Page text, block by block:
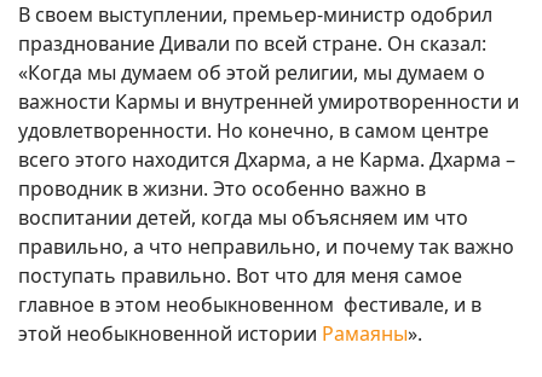
В своем выступлении, премьер-министр одобрил
празднование Дивали по всей стране. Он сказал:
«Когда мы думаем об этой религии, мы думаем о
важности Кармы и внутренней умиротворенности и
удовлетворенности. Но конечно, в самом центре
всего этого находится Дхарма, а не Карма. Дхарма –
проводник в жизни. Это особенно важно в
воспитании детей, когда мы объясняем им что
правильно, а что неправильно, и почему так важно
поступать правильно. Вот что для меня самое
главное в этом необыкновенном фестивале, и в
этой необыкновенной истории Рамаяны».